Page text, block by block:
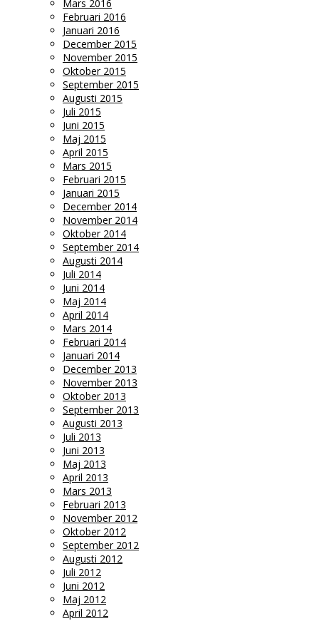
Mars 2016
Februari 2016
Januari 2016
December 2015
November 2015
Oktober 2015
September 2015
Augusti 2015
Juli 2015
Juni 2015
Maj 2015
April 2015
Mars 2015
Februari 2015
Januari 2015
December 2014
November 2014
Oktober 2014
September 2014
Augusti 2014
Juli 2014
Juni 2014
Maj 2014
April 2014
Mars 2014
Februari 2014
Januari 2014
December 2013
November 2013
Oktober 2013
September 2013
Augusti 2013
Juli 2013
Juni 2013
Maj 2013
April 2013
Mars 2013
Februari 2013
November 2012
Oktober 2012
September 2012
Augusti 2012
Juli 2012
Juni 2012
Maj 2012
April 2012